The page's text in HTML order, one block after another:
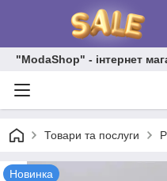
"ModaShop" - інтернет
Товари та послуги
Новинка